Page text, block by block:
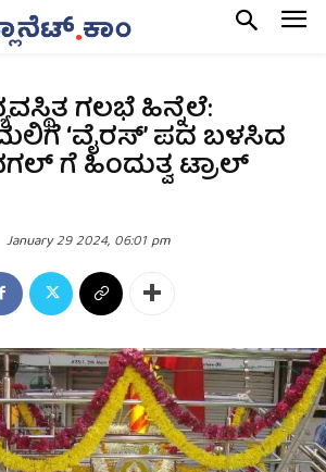
ಗಲಭೆ ಹಿನ್ನೆಲೆ:
‘ವೈರಸ್’ ಪದ ಬಳಸಿದ
ಗೆ ಹಿಂದುತ್ವ ಟ್ರಾಲ್
January 29 2024, 06:01 pm